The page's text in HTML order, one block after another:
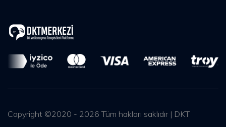
Copyright ©2020 - 2026 Tüm hakları saklıdır | DKT